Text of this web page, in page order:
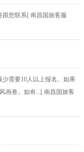
跟您联系[ 南昌国旅客服
需要10人以上报名。如果
画卷。如有...[ 南昌国旅客